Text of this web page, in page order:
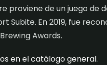
proviene de un juego
Subite. En 2019, fue
Awards.
en el catálogo general.